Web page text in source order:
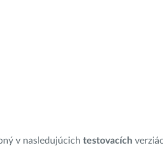
v nasledujúcich testovacích